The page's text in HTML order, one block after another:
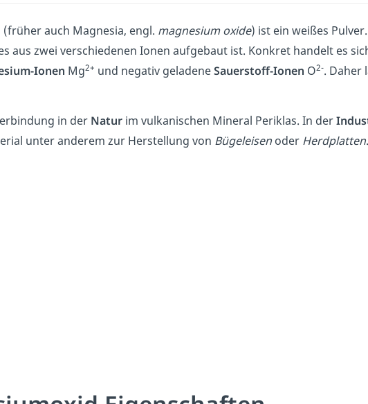
auch Magnesia, engl. magnesium oxide) ist ein weißes
aus zwei verschiedenen Ionen aufgebaut ist. Konkret handelt es
Ionen Mg2+ und negativ geladeneSauerstoff-Ionen O2-. Daher
in der Natur im vulkanischen Mineral Periklas. In der
unter anderem zur Herstellung von Bügeleisen oder Herdplatten.